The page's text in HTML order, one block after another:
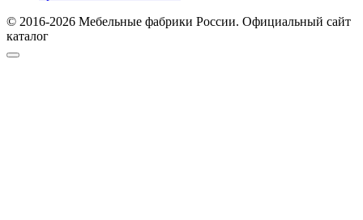
© 2016-2026 Мебельные фабрики России. Официальный сайт
каталог